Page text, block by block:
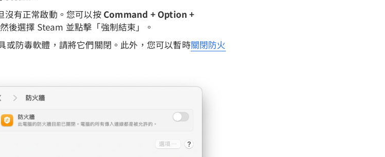
沒有正常啟動。您可以按Command + Option +
後選擇 Steam 並點擊「強制結束」。
或防毒軟體，請將它們關閉。此外，您可以暫時關閉防火